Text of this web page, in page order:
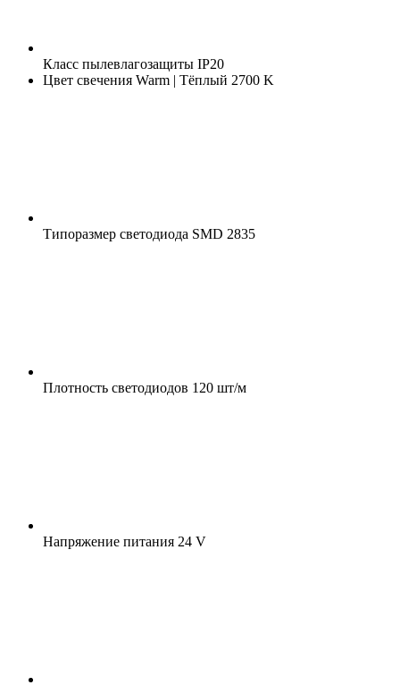
Класс пылевлагозащиты IP20
Цвет свечения Warm | Тёплый 2700 K
Типоразмер светодиода SMD 2835
Плотность светодиодов 120 шт/м
Напряжение питания 24 V